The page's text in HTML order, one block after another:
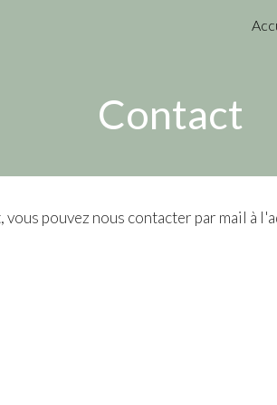
Contact
pouvez nous contacter par mail à